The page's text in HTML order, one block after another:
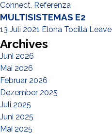
Connect, Referenza
MULTISISTEMAS E2
13 Juli 2021 Elona Tocilla
Archives
Juni 2026
Mai 2026
Februar 2026
Dezember 2025
Juli 2025
Juni 2025
Mai 2025